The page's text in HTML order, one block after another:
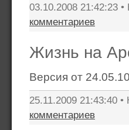
03.10.2008 21:42:23 •
комментариев
Жизнь на
Версия от 24.05.10
25.11.2009 21:43:40 •
комментариев